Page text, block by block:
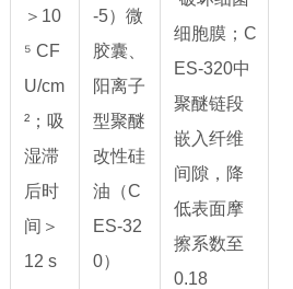
＞10
⁵ CF
U/cm
²；吸
湿滞
后时
间＞
12 s
-5）微
胶囊、
阳离子
型聚醚
改性硅
油（C
ES-32
0）
细胞膜；C
ES-320中
聚醚链段
嵌入纤维
间隙，降
低表面摩
擦系数至
0.18